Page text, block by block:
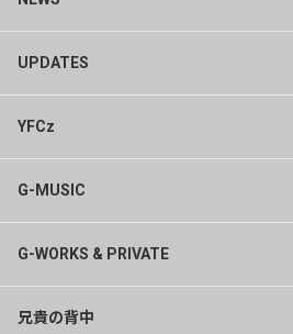
UPDATES
YFCz
G-MUSIC
G-WORKS & PRIVATE
兄貴の背中